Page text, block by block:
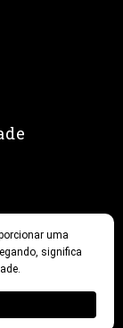
uma
significa